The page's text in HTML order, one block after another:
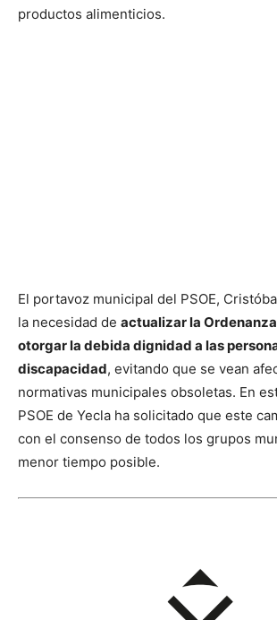
productos alimenticios.
El portavoz municipal del PSOE,
la necesidad de actualizar la
otorgar la debida dignidad a las
discapacidad, evitando que se vean
normativas municipales obsoletas. En
PSOE de Yecla ha solicitado que este
con el consenso de todos los grupos
menor tiempo posible.